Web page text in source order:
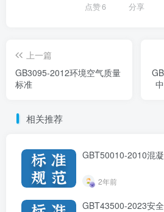
点赞6 分享
上一篇
GB3095-2012环境空气质量
标准
相关推荐
GBT50010-2010混
2年前
GBT43500-2023安